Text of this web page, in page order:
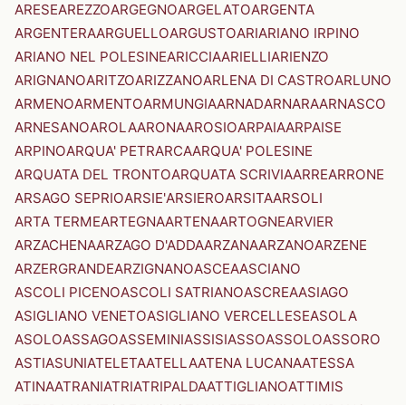
ARESEAREZZOARGEGNOARGELATOARGENTA
ARGENTERAARGUELLOARGUSTOARIARIANO IRPINO
ARIANO NEL POLESINEARICCIAARIELLIARIENZO
ARIGNANOARITZOARIZZANOARLENA DI CASTROARLUNO
ARMENOARMENTOARMUNGIAARNADARNARAARNASCO
ARNESANOAROLAARONAAROSIOARPAIAARPAISE
ARPINOARQUA' PETRARCAARQUA' POLESINE
ARQUATA DEL TRONTOARQUATA SCRIVIAARREARRONE
ARSAGO SEPRIOARSIE'ARSIEROARSITAARSOLI
ARTA TERMEARTEGNAARTENAARTOGNEARVIER
ARZACHENAARZAGO D'ADDAARZANAARZANOARZENE
ARZERGRANDEARZIGNANOASCEAASCIANO
ASCOLI PICENOASCOLI SATRIANOASCREAASIAGO
ASIGLIANO VENETOASIGLIANO VERCELLESEASOLA
ASOLOASSAGOASSEMINIASSISIASSOASSOLOASSORO
ASTIASUNIATELETAATELLAATENA LUCANAATESSA
ATINAATRANIATRIATRIPALDAATTIGLIANOATTIMIS